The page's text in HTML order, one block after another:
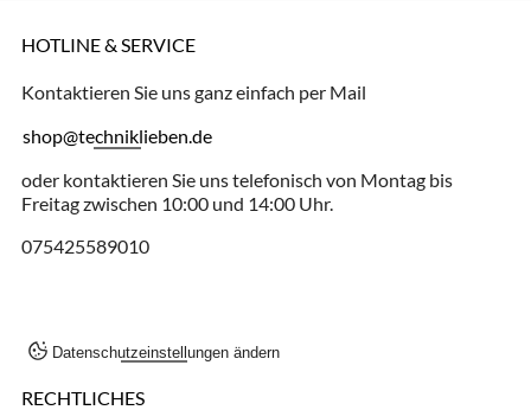
HOTLINE & SERVICE
Kontaktieren Sie uns ganz einfach per Mail
shop@techniklieben.de
oder kontaktieren Sie uns telefonisch von Montag bis
Freitag zwischen 10:00 und 14:00 Uhr.
075425589010
Datenschutzeinstellungen ändern
RECHTLICHES